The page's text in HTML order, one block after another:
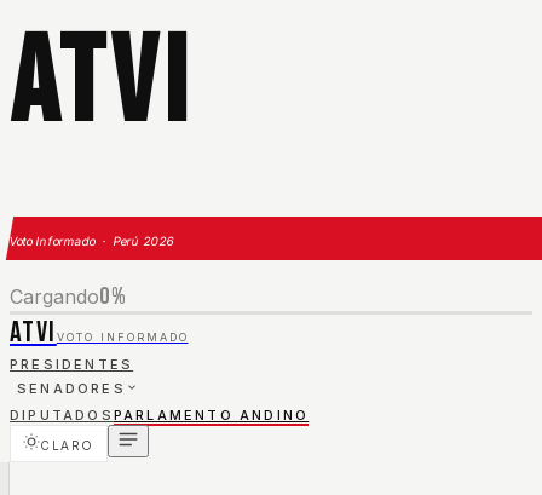
ATVI
Voto Informado · Perú 2026
Cargando0%
ATVI VOTO INFORMADO
PRESIDENTES
SENADORES
DIPUTADOS PARLAMENTO ANDINO
CLARO